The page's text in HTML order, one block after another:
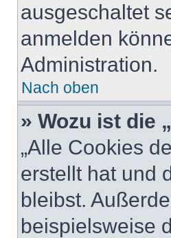
ausgeschaltet
anmelden
Administration.
Nach oben
» Wozu ist die
„Alle Cookies
erstellt hat und
bleibst.
beispielsweise